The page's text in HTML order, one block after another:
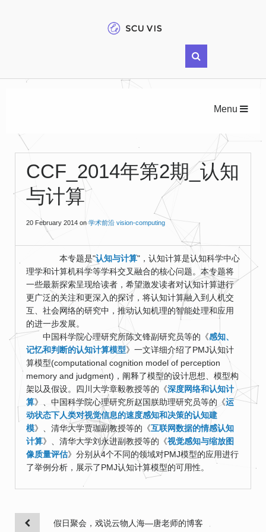
Menu
CCF_2014年第2期_认知
与计算
20 February 2014 on 学术前沿 vision-computing
本专题是"认知与计算"，认知计算是认知科学中心
理学和计算机科学等学科交叉融合的核心问题。本专题将
一些最新探索呈现给读者，希望激发读者对认知计算进行
更广泛的关注和更深入的探讨，将认知计算融入到人机交
互、社会网络的研究中，推动认知机理的智能处理和应用
的进一步发展。
中国科学院心理研究所陈文锋副研究员等的《感知、
记忆和判断的认知计算模型》一文详细介绍了PMJ认知计
算模型(computational cognition model of perception
memory and judgment)，阐释了模型的设计思想、模型构
架以及假设。四川大学章毅教授等的《深度网络和认知计
算》、中国科学院心理研究所赵国朕助理研究员等的《运
动状态下人类对视觉信息的速度感知和决策的认知建
模》、清华大学贾珈副教授等的《互联网数据的情感认知
计算》、清华大学刘永进副教授等的《视觉感知与缩放图
像质量评估》分别从4个不同的领域对PMJ模型的应用进行
了举例分析，展示了PMJ认知计算模型的可用性。
假日聚会，戏说云物人海—唐老师的博客